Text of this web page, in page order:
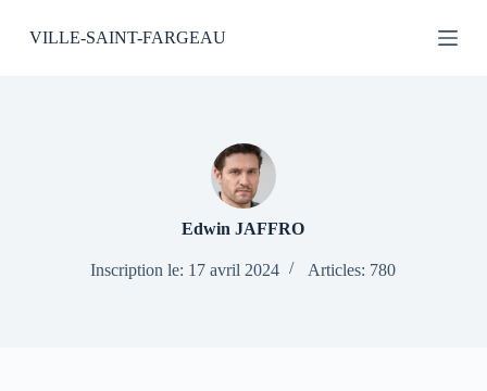
VILLE-SAINT-FARGEAU
Edwin JAFFRO
Inscription le: 17 avril 2024 Articles: 780